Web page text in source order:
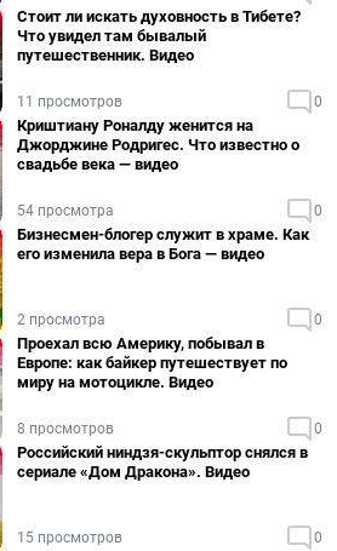
Стоит ли искать духовность в Тибете?
Что увидел там бывалый
путешественник. Видео
11 просмотров 0
Криштиану Роналду женится на
Джорджине Родригес. Что известно о
свадьбе века — видео
54 просмотра 0
Бизнесмен-блогер служит в храме. Как
его изменила вера в Бога — видео
2 просмотра 0
Проехал всю Америку, побывал в
Европе: как байкер путешествует по
миру на мотоцикле. Видео
8 просмотров 0
Российский ниндзя-скульптор снялся в
сериале «Дом Дракона». Видео
15 просмотров 0